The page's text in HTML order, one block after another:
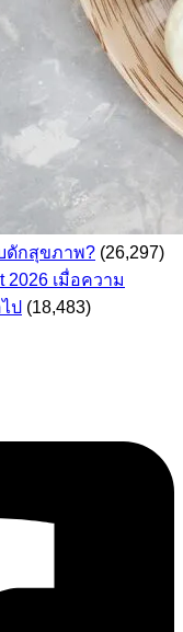
ดักสุขภาพ? (26,297)
2026 เมื่อความ
ป (18,483)